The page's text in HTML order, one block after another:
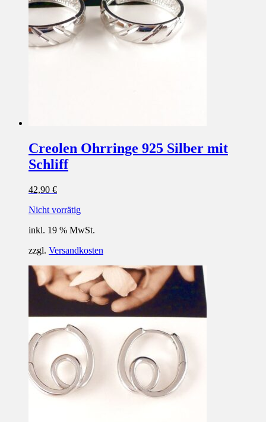
Creolen Ohrringe 925 Silber mit
Schliff
42,90 €
Nicht vorrätig
inkl. 19 % MwSt.
zzgl. Versandkosten